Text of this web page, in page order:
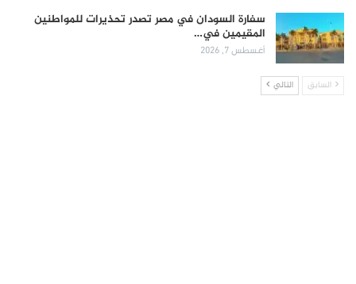
سفارة السودان في مصر تصدر تحذيرات للمواطنين
المقيمين في…
أغسطس 7, 2026
السابق التالي